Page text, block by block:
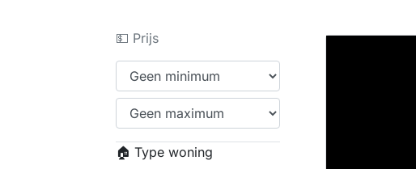
💵 Prijs
🏠 Type woning